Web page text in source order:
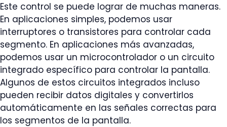
Este control se puede lograr de muchas maneras.
En aplicaciones simples, podemos usar
interruptores o transistores para controlar cada
segmento. En aplicaciones más avanzadas,
podemos usar un microcontrolador o un circuito
integrado específico para controlar la pantalla.
Algunos de estos circuitos integrados incluso
pueden recibir datos digitales y convertirlos
automáticamente en las señales correctas para
los segmentos de la pantalla.